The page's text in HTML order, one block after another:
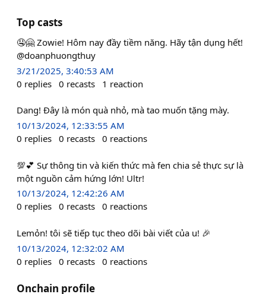
Top casts
🤤🤗 Zowie! Hôm nay đầy tiềm năng. Hãy tận dụng hết!
@doanphuongthuy
3/21/2025, 3:40:53 AM
0 replies 0 recasts 1 reaction
Dang! Đây là món quà nhỏ, mà tao muốn tặng mày.
10/13/2024, 12:33:55 AM
0 replies 0 recasts 0 reactions
💯💕 Sự thông tin và kiến thức mà fen chia sẻ thực sự là
một nguồn cảm hứng lớn! Ultr!
10/13/2024, 12:42:26 AM
0 replies 0 recasts 0 reactions
Lemỏn! tôi sẽ tiếp tục theo dõi bài viết của u! 🎉
10/13/2024, 12:32:02 AM
0 replies 0 recasts 0 reactions
Onchain profile